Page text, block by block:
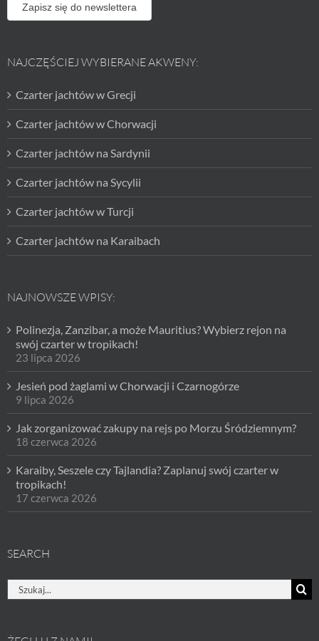
Zapisz się do newslettera
NAJCZĘŚCIEJ WYBIERANE AKWENY:
Czarter jachtów w Grecji
Czarter jachtów w Chorwacji
Czarter jachtów na Sardynii
Czarter jachtów na Sycylii
Czarter jachtów w Turcji
Czarter jachtów na Karaibach
NAJNOWSZE WPISY:
Polinezja, Zanzibar, a może Mauritius? Wybierz rejon na
swój czarter w tropikach!
23 lipca 2026
Jesień pod żaglami w Chorwacji i Czarnogórze
9 lipca 2026
Jak zorganizować zakupy na rejs po Morzu Śródziemnym?
18 czerwca 2026
Karaiby, Seszele czy Tajlandia? Zaplanuj swój czarter w
tropikach!
17 czerwca 2026
SEARCH
Szukaj